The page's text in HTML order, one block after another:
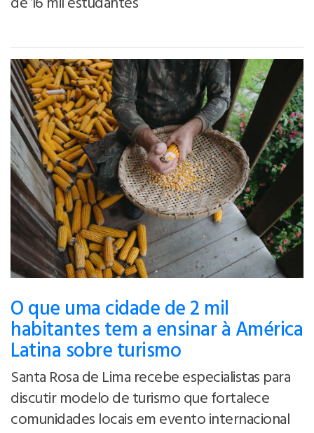
O que uma cidade de 2 mil
habitantes tem a ensinar à América
Latina sobre turismo
Santa Rosa de Lima recebe especialistas para
discutir modelo de turismo que fortalece
comunidades locais em evento internacional